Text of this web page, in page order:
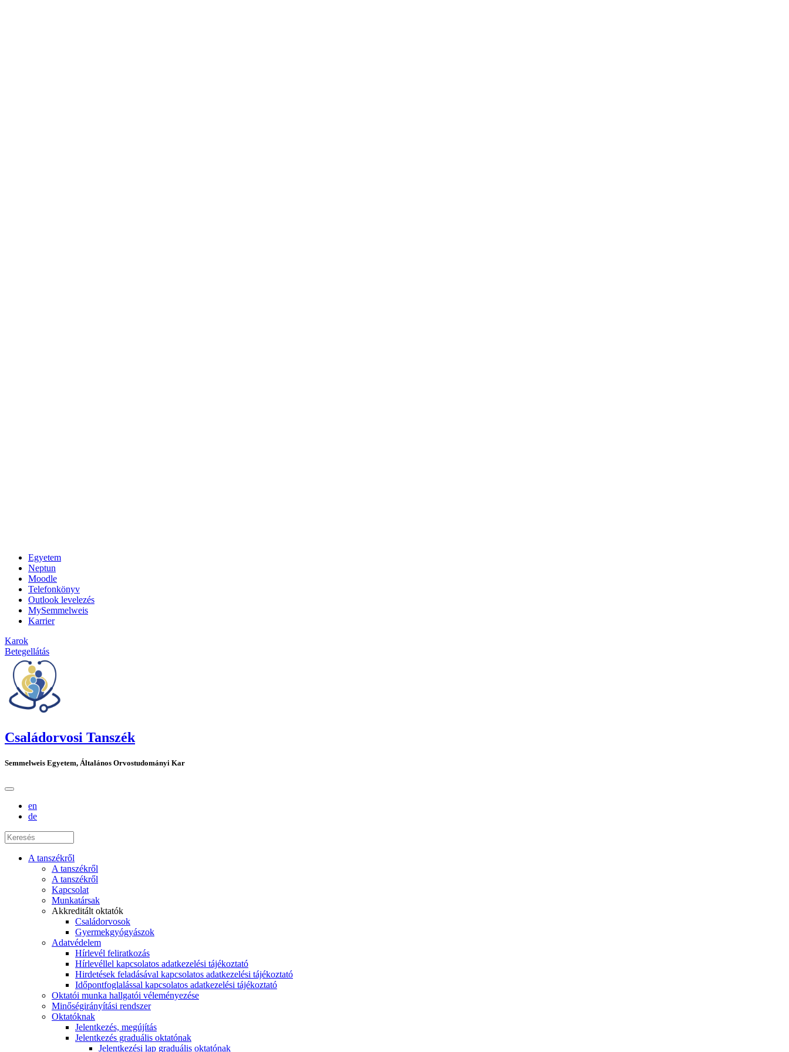
Egyetem
Neptun
Moodle
Telefonkönyv
Outlook levelezés
MySemmelweis
Karrier
Karok
Betegellátás
Családorvosi Tanszék
Semmelweis Egyetem, Általános Orvostudományi Kar
en
de
A tanszékről
A tanszékről
A tanszékről
Kapcsolat
Munkatársak
Akkreditált oktatók
Családorvosok
Gyermekgyógyászok
Adatvédelem
Hírlevél feliratkozás
Hírlevéllel kapcsolatos adatkezelési tájékoztató
Hirdetések feladásával kapcsolatos adatkezelési tájékoztató
Időpontfoglalással kapcsolatos adatkezelési tájékoztató
Oktatói munka hallgatói véleményezése
Minőségirányítási rendszer
Oktatóknak
Jelentkezés, megújítás
Jelentkezés graduális oktatónak
Jelentkezési lap graduális oktatónak